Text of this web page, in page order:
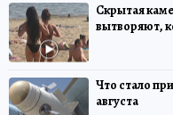
Скрытая
вытворяют,
Что стало
августа